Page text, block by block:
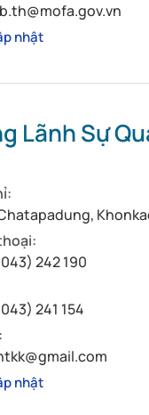
nhật
Lãnh Sự
242 190
241 154
nhật